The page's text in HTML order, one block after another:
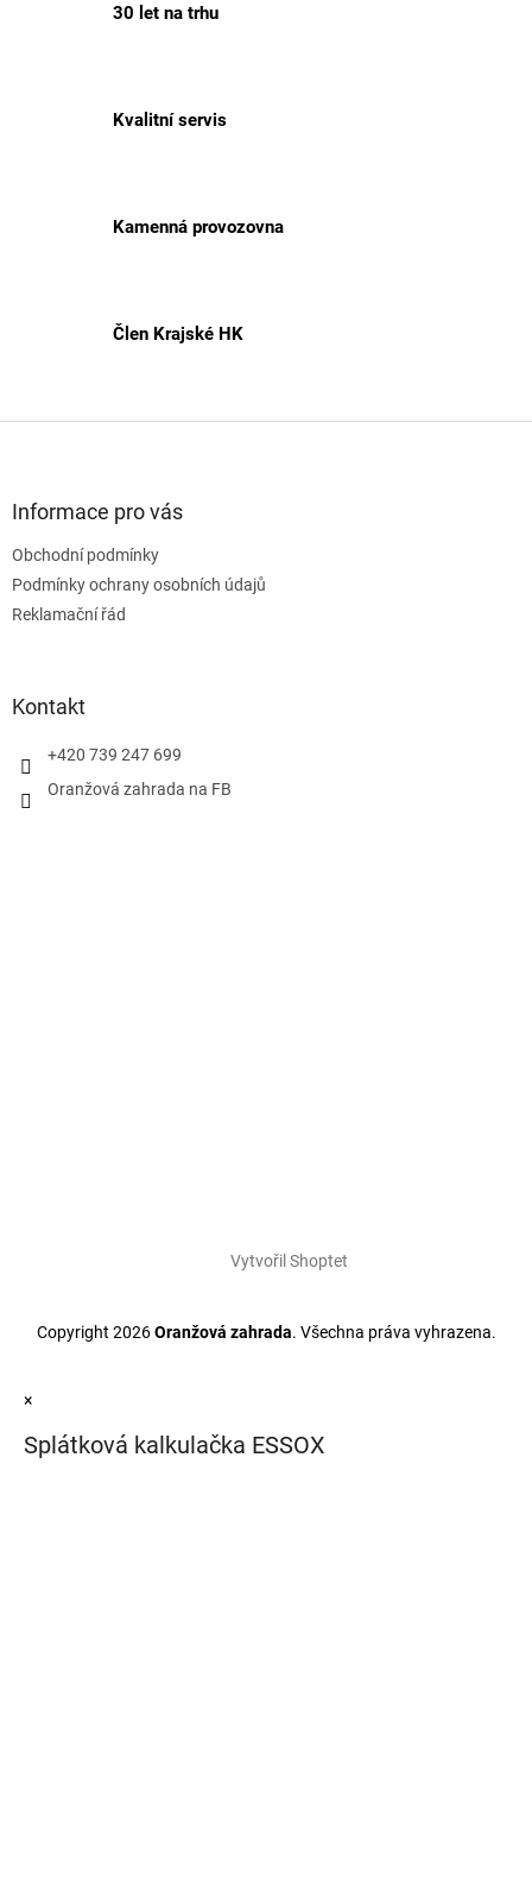
30 let na trhu
Kvalitní servis
Kamenná provozovna
Člen Krajské HK
Informace pro vás
Obchodní podmínky
Podmínky ochrany osobních údajů
Reklamační řád
Kontakt
+420 739 247 699
Oranžová zahrada na FB
Vytvořil Shoptet
Copyright 2026Oranžová zahrada. Všechna práva vyhrazena.
×
Splátková kalkulačka ESSOX